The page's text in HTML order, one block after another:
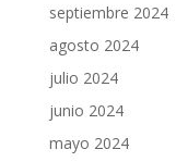
septiembre 2024
agosto 2024
julio 2024
junio 2024
mayo 2024